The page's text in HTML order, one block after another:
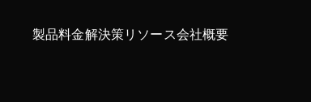
製品料金 リソース
解決策 会社概要